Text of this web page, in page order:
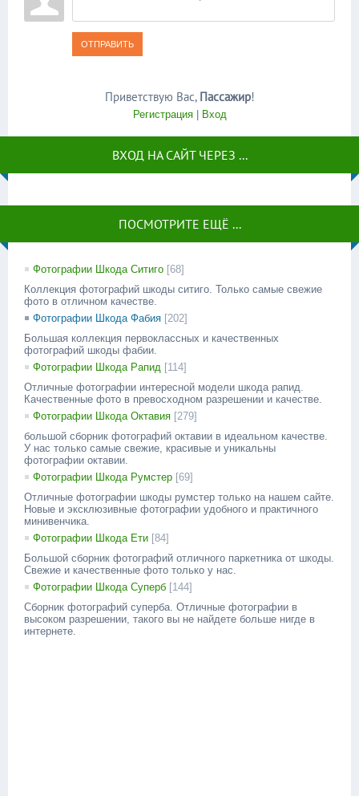
ОТПРАВИТЬ
Приветствую Вас, Пассажир!
Регистрация| Вход
ВХОД НА САЙТ ЧЕРЕЗ ...
ПОСМОТРИТЕ ЕЩЁ ...
Фотографии Шкода Ситиго [68]
Коллекция фотографий шкоды ситиго. Только самые свежие
фото в отличном качестве.
Фотографии Шкода Фабия [202]
Большая коллекция первоклассных и качественных
фотографий шкоды фабии.
Фотографии Шкода Рапид [114]
Отличные фотографии интересной модели шкода рапид.
Качественные фото в превосходном разрешении и качестве.
Фотографии Шкода Октавия [279]
большой сборник фотографий октавии в идеальном качестве.
У нас только самые свежие, красивые и уникальны
фотографии октавии.
Фотографии Шкода Румстер [69]
Отличные фотографии шкоды румстер только на нашем сайте.
Новые и эксклюзивные фотографии удобного и практичного
минивенчика.
Фотографии Шкода Ети [84]
Большой сборник фотографий отличного паркетника от шкоды.
Свежие и качественные фото только у нас.
Фотографии Шкода Суперб [144]
Сборник фотографий суперба. Отличные фотографии в
высоком разрешении, такого вы не найдете больше нигде в
интернете.